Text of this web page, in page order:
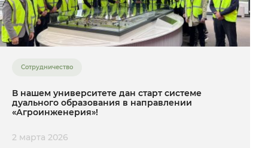
Сотрудничество
В нашем университете дан старт системе
дуального образования в направлении
«Агроинженерия»!
2 марта 2026